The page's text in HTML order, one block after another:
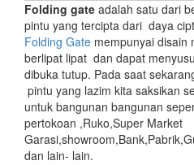
Folding gate adalah satu dari
pintu yang tercipta dari daya
Folding Gate mempunyai disain
berlipat lipat dan dapat
dibuka tutup. Pada saat
pintu yang lazim kita saksikan
untuk bangunan bangunan
pertokoan ,Ruko,Super Market
dan lain- lain.